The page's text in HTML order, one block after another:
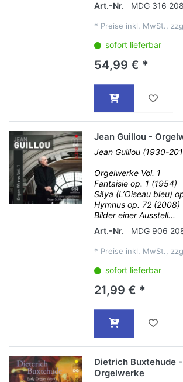
Art.-Nr.
MDG 316
* Preise inkl. MwSt.,
sofort lieferbar
54,99 € *
Jean Guillou -
Jean Guillou (1930-
Orgelwerke Vol. 1
Fantaisie op. 1 (1954)
Säya (L’Oiseau bleu)
Hymnus op. 72 (2008)
Bilder einer Ausstell...
Art.-Nr.
MDG 906
* Preise inkl. MwSt.,
sofort lieferbar
21,99 € *
Dietrich Buxtehude
Orgelwerke